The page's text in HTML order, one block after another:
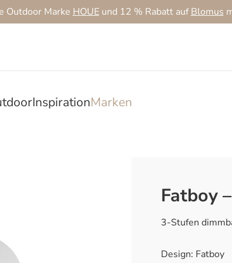
Outdoor Marke HOUEund 12 % Rabatt aufBlomus
InspirationMarken
Fatboy
3-Stufen
Design: Fatboy